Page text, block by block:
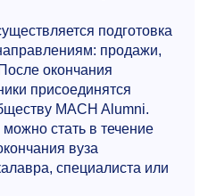
подготовка
продажи,
окончания
присоединятся
MACH Alumni.
стать в течение
вуза
специалиста или